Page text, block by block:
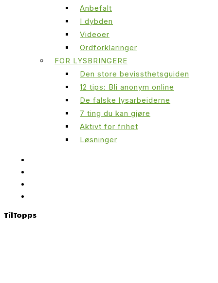
Anbefalt
I dybden
Videoer
Ordforklaringer
FOR LYSBRINGERE
Den store bevissthetsguiden
12 tips: Bli anonym online
De falske lysarbeiderne
7 ting du kan gjøre
Aktivt for frihet
Løsninger
TilTopps